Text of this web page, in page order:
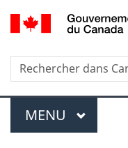
Rechercher
Rechercher
dans
Canada.ca
Menu
MENU PRINCIPAL